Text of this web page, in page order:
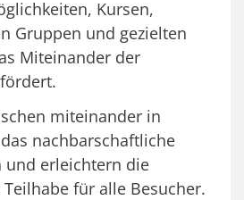
Kursen,
Gruppen und gezielten
Miteinander der
miteinander in
nachbarschaftliche
und erleichtern die
für alle Besucher.